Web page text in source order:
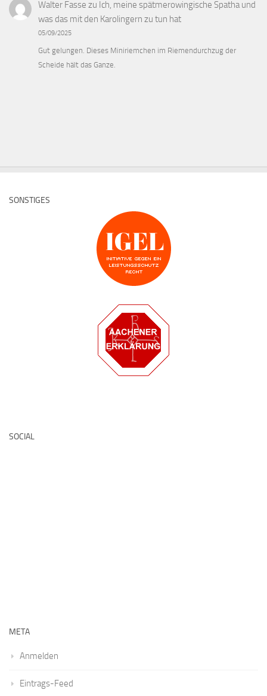
Walter Fasse zu Ich, meine spätmerowingische Spatha und
was das mit den Karolingern zu tun hat
05/09/2025
Gut gelungen. Dieses Miniriemchen im Riemendurchzug der
Scheide hält das Ganze.
SONSTIGES
SOCIAL
META
Anmelden
Eintrags-Feed